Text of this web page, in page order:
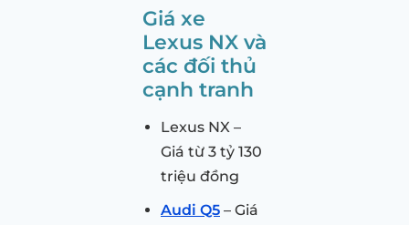
Giá xe
Lexus NX và
các đối thủ
cạnh tranh
Lexus NX –
Giá từ 3 tỷ 130
triệu đồng
Audi Q5 – Giá